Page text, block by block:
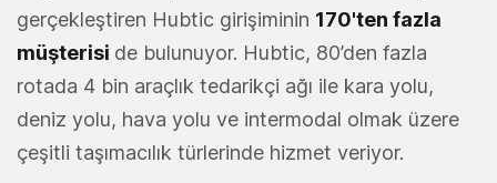
gerçekleştiren Hubtic girişiminin 170'ten fazla
müşterisi de bulunuyor. Hubtic, 80’den fazla
rotada 4 bin araçlık tedarikçi ağı ile kara yolu,
deniz yolu, hava yolu ve intermodal olmak üzere
çeşitli taşımacılık türlerinde hizmet veriyor.